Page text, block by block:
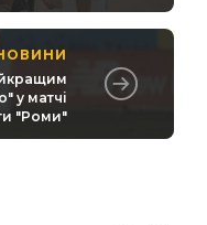
у матчі
"Роми"